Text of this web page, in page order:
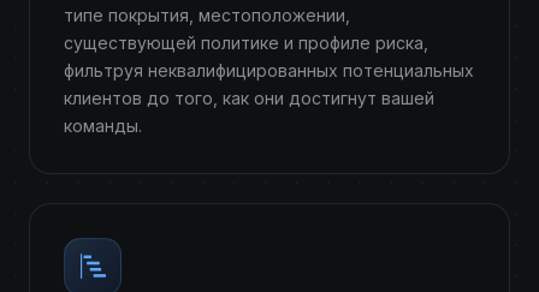
типе покрытия, местоположении,
существующей политике и профиле риска,
фильтруя неквалифицированных потенциальных
клиентов до того, как они достигнут вашей
команды.